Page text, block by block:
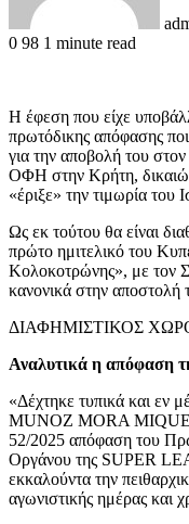
0 98 1 minute read
Η έφεση που είχε
πρωτόδικης απόφασης
για την αποβολή του
ΟΦΗ στην Κρήτη,
«έριξε» την τιμωρία του
Ως εκ τούτου θα είναι
πρώτο ημιτελικό του
Κολοκοτρώνης», με τον
κανονικά στην αποστολή
ΔΙΑΦΗΜΙΣΤΙΚΟΣ
Αναλυτικά η απόφαση
«Δέχτηκε τυπικά και εν
MUNOZ MORA
52/2025 απόφαση του
Οργάνου της SUPER
εκκαλούντα την
αγωνιστικής ημέρας και